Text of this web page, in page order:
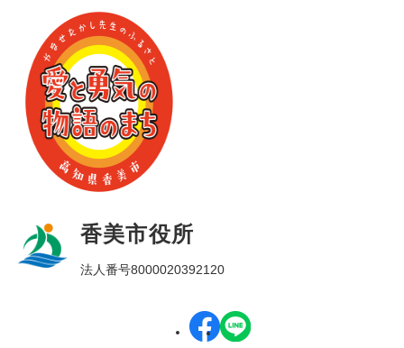
香美市役所
法人番号8000020392120